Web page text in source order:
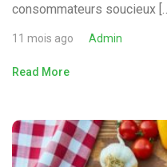
consommateurs soucieux […]
11 mois ago Admin
Read More